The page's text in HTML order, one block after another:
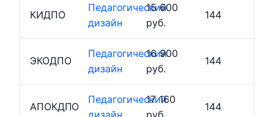
КИДПО
Педагогический
дизайн
15 600
руб.
144
ЭКОДПО
Педагогический
дизайн
16 900
руб.
144
АПОКДПО
Педагогический
дизайн
17 160
руб.
144